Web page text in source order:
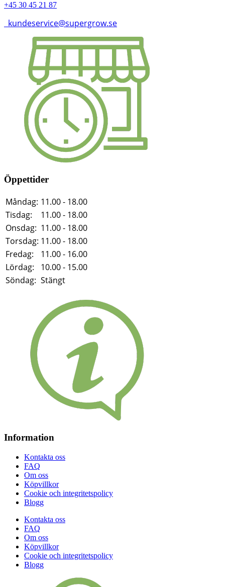
+45 30 45 21 87
kundeservice@supergrow.se
Öppettider
Måndag: 11.00 - 18.00
Tisdag:
11.00 - 18.00
Onsdag: 11.00 - 18.00
Torsdag: 11.00 - 18.00
Fredag:
11.00 - 16.00
Lördag:
10.00 - 15.00
Söndag: Stängt
Information
Kontakta oss
FAQ
Om oss
Köpvillkor
Cookie och integritetspolicy
Blogg
Kontakta oss
FAQ
Om oss
Köpvillkor
Cookie och integritetspolicy
Blogg